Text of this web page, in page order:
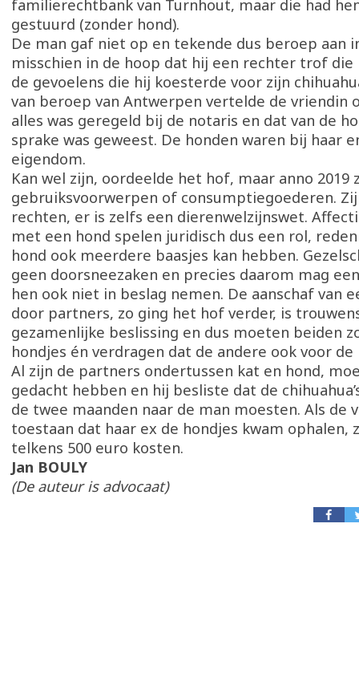
familierechtbank van Turnhout, maar die had
gestuurd (zonder hond).
De man gaf niet op en tekende dus beroep aan
misschien in de hoop dat hij een rechter trof die
de gevoelens die hij koesterde voor zijn
van beroep van Antwerpen vertelde de vriendin
alles was geregeld bij de notaris en dat van de
sprake was geweest. De honden waren bij haar
eigendom.
Kan wel zijn, oordeelde het hof, maar anno 2019
gebruiksvoorwerpen of consumptiegoederen.
rechten, er is zelfs een dierenwelzijnswet.
met een hond spelen juridisch dus een rol,
hond ook meerdere baasjes kan hebben.
geen doorsneezaken en precies daarom mag
hen ook niet in beslag nemen. De aanschaf van
door partners, zo ging het hof verder, is
gezamenlijke beslissing en dus moeten beiden
hondjes én verdragen dat de andere ook voor
Al zijn de partners ondertussen kat en hond,
gedacht hebben en hij besliste dat de
de twee maanden naar de man moesten. Als de
toestaan dat haar ex de hondjes kwam ophalen,
telkens 500 euro kosten.
Jan BOULY
(De auteur is advocaat)